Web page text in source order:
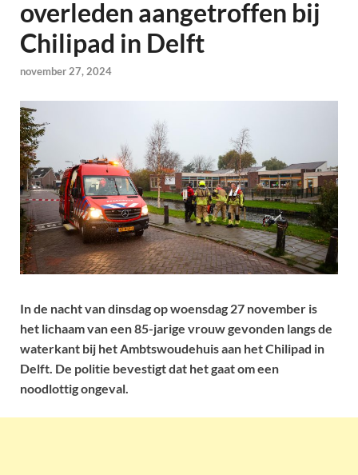
overleden aangetroffen bij
Chilipad in Delft
november 27, 2024
In de nacht van dinsdag op woensdag 27 november is
het lichaam van een 85-jarige vrouw gevonden langs de
waterkant bij het Ambtswoudehuis aan het Chilipad in
Delft. De politie bevestigt dat het gaat om een
noodlottig ongeval.